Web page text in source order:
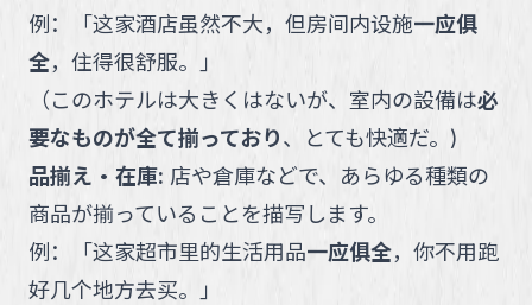
例：
「这家酒店虽然不大，但房间内设施一应俱
全，住得很舒服。
」
（このホテルは大きくはないが、室内の設備は必
要なものが全て揃っており、とても快適だ。 )
品揃え・在庫: 店や倉庫などで、あらゆる種類の
商品が揃っていることを描写します。
例：
「这家超市里的生活用品一应俱全，你不用跑
好几个地方去买。
」